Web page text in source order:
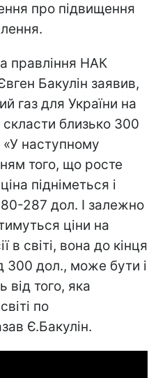
про підвищення
правління НАК
Бакулін заявив,
газ для України на
близько 300
«У наступному
того, що росте
підніметься і
287 дол. І залежно
ціни на
в світі, вона до кінця
300 дол., може бути і
того, яка
по
Є.Бакулін.